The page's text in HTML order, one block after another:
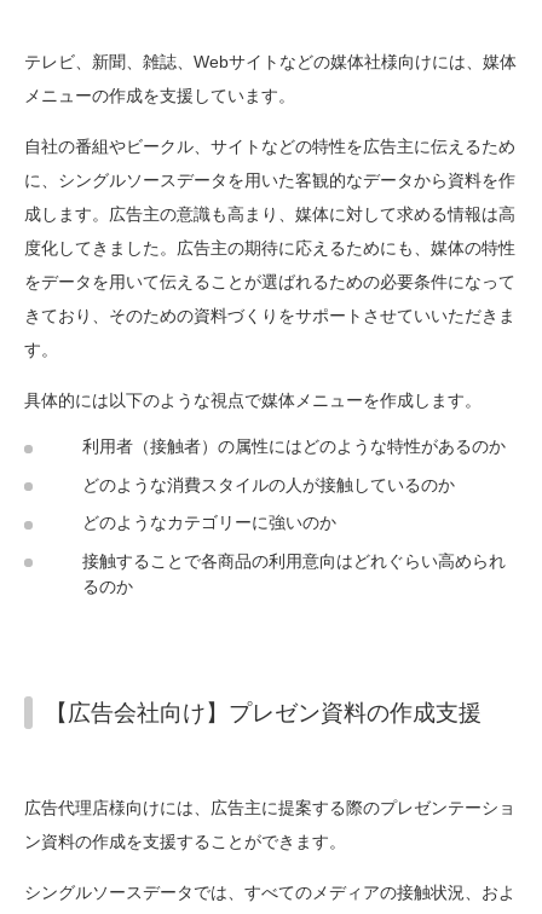
テレビ、新聞、雑誌、Webサイトなどの媒体社様向けには、媒体
メニューの作成を支援しています。
自社の番組やビークル、サイトなどの特性を広告主に伝えるため
に、シングルソースデータを用いた客観的なデータから資料を作
成します。広告主の意識も高まり、媒体に対して求める情報は高
度化してきました。広告主の期待に応えるためにも、媒体の特性
をデータを用いて伝えることが選ばれるための必要条件になって
きており、そのための資料づくりをサポートさせていいただきま
す。
具体的には以下のような視点で媒体メニューを作成します。
利用者（接触者）の属性にはどのような特性があるのか
どのような消費スタイルの人が接触しているのか
どのようなカテゴリーに強いのか
接触することで各商品の利用意向はどれぐらい高められ
るのか
【広告会社向け】プレゼン資料の作成支援
広告代理店様向けには、広告主に提案する際のプレゼンテーショ
ン資料の作成を支援することができます。
シングルソースデータでは、すべてのメディアの接触状況、およ